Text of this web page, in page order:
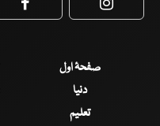
Facebook
صفحۂ اول
دنیا
تعلیم